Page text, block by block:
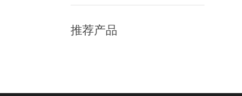
双边贸易的重要桥梁，展商和买家数量、展会面
拜展，已经成为了中国外贸人与中东海湾地区采购
浴室用品、包裝用品等。玩具:益智玩具、电动玩
文件夹、文件柜子、日历等。礼品赠品:奖章奖品、
推荐产品